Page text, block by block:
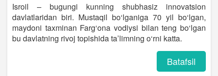
Isroil – bugungi kunning shubhasiz innovatsion
davlatlaridan biri. Mustaqil bo‘lganiga 70 yil bo‘lgan,
maydoni taxminan Farg‘ona vodiysi bilan teng bo‘lgan
bu davlatning rivoj topishida ta’limning o‘rni katta.
Batafsil